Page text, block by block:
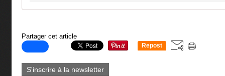
Partager cet article
Repost
S'inscrire à la newsletter